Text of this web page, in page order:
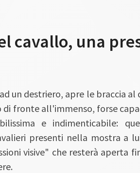
cavallo, una
un destriero, apre le braccia
di fronte all'immenso, forse
e indimenticabile:
presenti nella mostra a
visive" che resterà aperta